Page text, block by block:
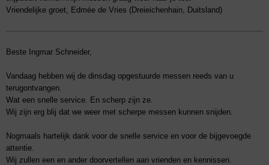
Vriendelijke groet, Edmée de Vries (Dreieichenhain, Duitsland)
Beste Ingmar Schneider,
Vandaag hebben wij de dinsdag opgestuurde messen reeds van u
terugontvangen.
Wat een snelle service. En scherp zijn ze.
Wij zijn erg blij dat we weer met scherpe messen kunnen snijden.
Nogmaals hartelijk dank voor de snelle service en voor de bijgevoegde
attentie.
Wij zullen een en ander doorvertellen aan vrienden en kennissen.